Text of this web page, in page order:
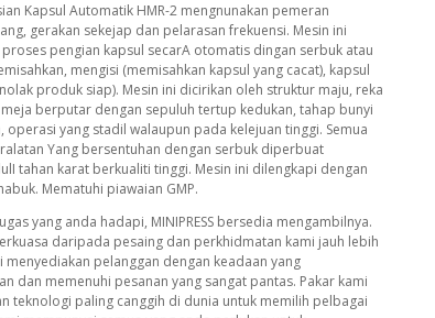
Kapsul Automatik HMR-2 mengnunakan pemeran
gerakan sekejap dan pelarasan frekuensi. Mesin ini
proses pengian kapsul secarA otomatis dingan serbuk atau
mengisi (memisahkan kapsul yang cacat), kapsul
produk siap). Mesin ini dicirikan oleh struktur maju, reka
berputar dengan sepuluh tertup kedukan, tahap bunyi
operasi yang stadil walaupun pada kelejuan tinggi. Semua
Yang bersentuhan dengan serbuk diperbuat
tahan karat berkualiti tinggi. Mesin ini dilengkapi dengan
Mematuhi piawaian GMP.
yang anda hadapi, MINIPRESS bersedia mengambilnya.
daripada pesaing dan perkhidmatan kami jauh lebih
menyediakan pelanggan dengan keadaan yang
dan memenuhi pesanan yang sangat pantas. Pakar kami
teknologi paling canggih di dunia untuk memilih pelbagai